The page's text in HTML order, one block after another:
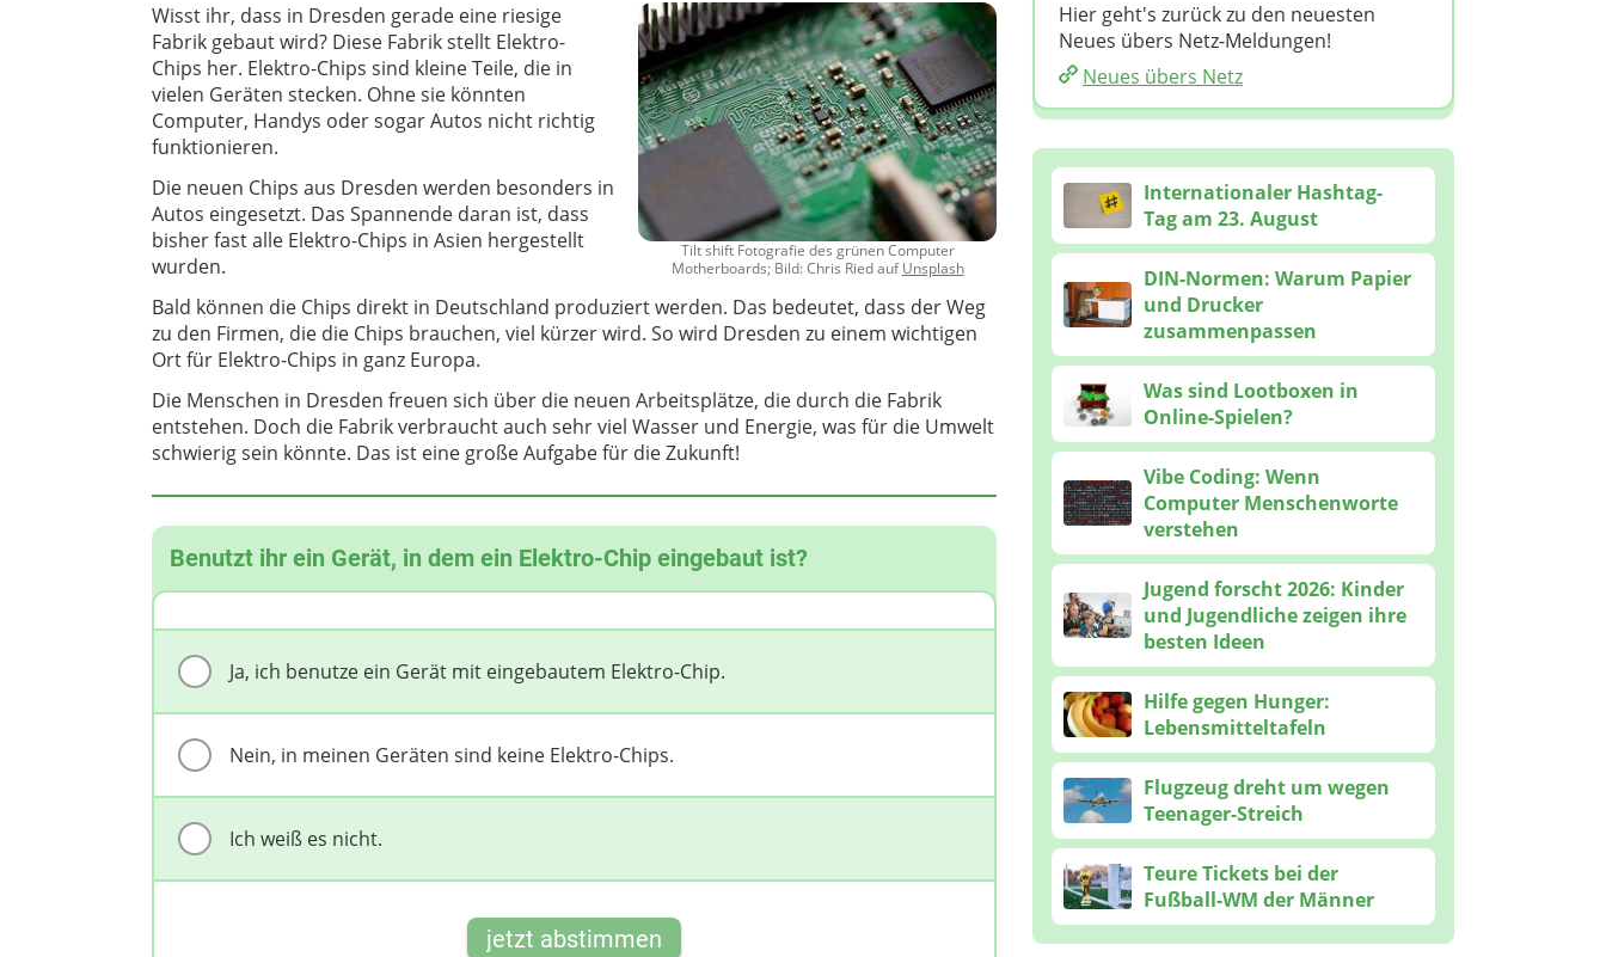
Tilt shift Fotografie des grünen Computer
Motherboards; Bild: Chris Ried aufUnsplash
Wisst ihr, dass in Dresden gerade eine riesige
Fabrik gebaut wird? Diese Fabrik stellt Elektro-
Chips her. Elektro-Chips sind kleine Teile, die in
vielen Geräten stecken. Ohne sie könnten
Computer, Handys oder sogar Autos nicht richtig
funktionieren.
Die neuen Chips aus Dresden werden besonders in
Autos eingesetzt. Das Spannende daran ist, dass
bisher fast alle Elektro-Chips in Asien hergestellt
wurden.
Bald können die Chips direkt in Deutschland produziert werden. Das bedeutet, dass der Weg
zu den Firmen, die die Chips brauchen, viel kürzer wird. So wird Dresden zu einem wichtigen
Ort für Elektro-Chips in ganz Europa.
Die Menschen in Dresden freuen sich über die neuen Arbeitsplätze, die durch die Fabrik
entstehen. Doch die Fabrik verbraucht auch sehr viel Wasser und Energie, was für die Umwelt
schwierig sein könnte. Das ist eine große Aufgabe für die Zukunft!
Benutzt ihr ein Gerät, in dem ein Elektro-Chip eingebaut ist?
Ja, ich benutze ein Gerät mit eingebautem Elektro-Chip.
Nein, in meinen Geräten sind keine Elektro-Chips.
Ich weiß es nicht.
jetzt abstimmen
Hier geht's zurück zu den neuesten
Neues übers Netz-Meldungen!
Neues übers Netz
Internationaler Hashtag-
Tag am 23. August
DIN-Normen: Warum Papier
und Drucker
zusammenpassen
Was sind Lootboxen in
Online-Spielen?
Vibe Coding: Wenn
Computer Menschenworte
verstehen
Jugend forscht 2026: Kinder
und Jugendliche zeigen ihre
besten Ideen
Hilfe gegen Hunger:
Lebensmitteltafeln
Flugzeug dreht um wegen
Teenager-Streich
Teure Tickets bei der
Fußball-WM der Männer